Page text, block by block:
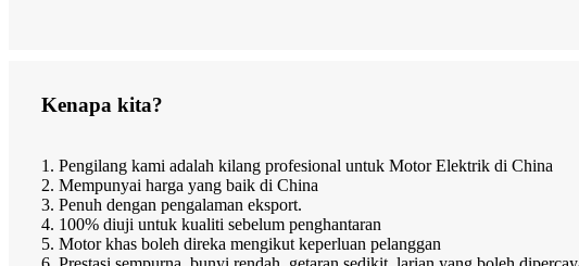
Kenapa kita?
1. Pengilang kami adalah kilang profesional untuk Motor Elektrik di China
2. Mempunyai harga yang baik di China
3. Penuh dengan pengalaman eksport.
4. 100% diuji untuk kualiti sebelum penghantaran
5. Motor khas boleh direka mengikut keperluan pelanggan